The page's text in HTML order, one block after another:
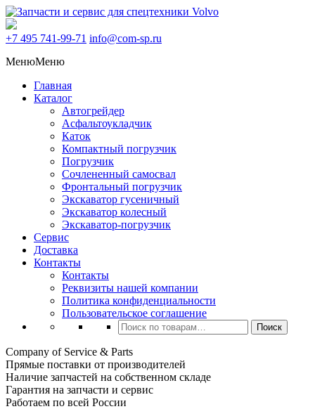
+7 495 741-99-71 info@com-sp.ru
МенюМеню
Главная
Каталог
Автогрейдер
Асфальтоукладчик
Каток
Компактный погрузчик
Погрузчик
Сочлененный самосвал
Фронтальный погрузчик
Экскаватор гусеничный
Экскаватор колесный
Экскаватор-погрузчик
Сервис
Доставка
Контакты
Контакты
Реквизиты нашей компании
Политика конфиденциальности
Пользовательское соглашение
Искать:
Поиск
Company of Service & Parts
Прямые поставки от производителей
Наличие запчастей на собственном складе
Гарантия на запчасти и сервис
Работаем по всей России